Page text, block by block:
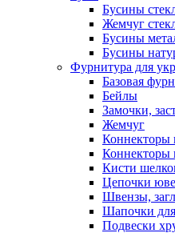
Бусины
Жемчуг
Бусины
Бусины
Фурнитура для
Базовая
Бейлы
Замочки,
Жемчуг
Коннекторы
Коннекторы
Кисти
Цепочки
Швензы,
Шапочки
Подвески